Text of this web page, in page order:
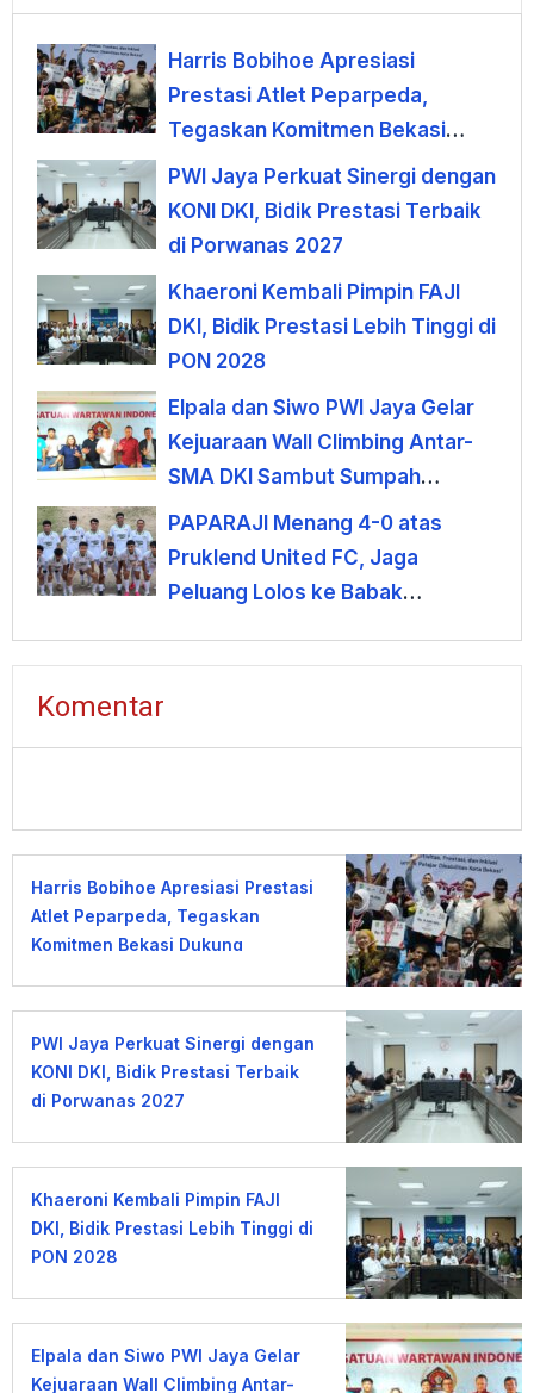
Harris Bobihoe Apresiasi
Prestasi Atlet Peparpeda,
Tegaskan Komitmen Bekasi
Dukung Olahraga Disabilitas
PWI Jaya Perkuat Sinergi dengan
KONI DKI, Bidik Prestasi Terbaik
di Porwanas 2027
Khaeroni Kembali Pimpin FAJI
DKI, Bidik Prestasi Lebih Tinggi di
PON 2028
Elpala dan Siwo PWI Jaya Gelar
Kejuaraan Wall Climbing Antar-
SMA DKI Sambut Sumpah
Pemuda
PAPARAJI Menang 4-0 atas
Pruklend United FC, Jaga
Peluang Lolos ke Babak
Komentar
Harris Bobihoe Apresiasi Prestasi
Atlet Peparpeda, Tegaskan
Komitmen Bekasi Dukung
PWI Jaya Perkuat Sinergi dengan
KONI DKI, Bidik Prestasi Terbaik
di Porwanas 2027
Khaeroni Kembali Pimpin FAJI
DKI, Bidik Prestasi Lebih Tinggi di
PON 2028
Elpala dan Siwo PWI Jaya Gelar
Kejuaraan Wall Climbing Antar-